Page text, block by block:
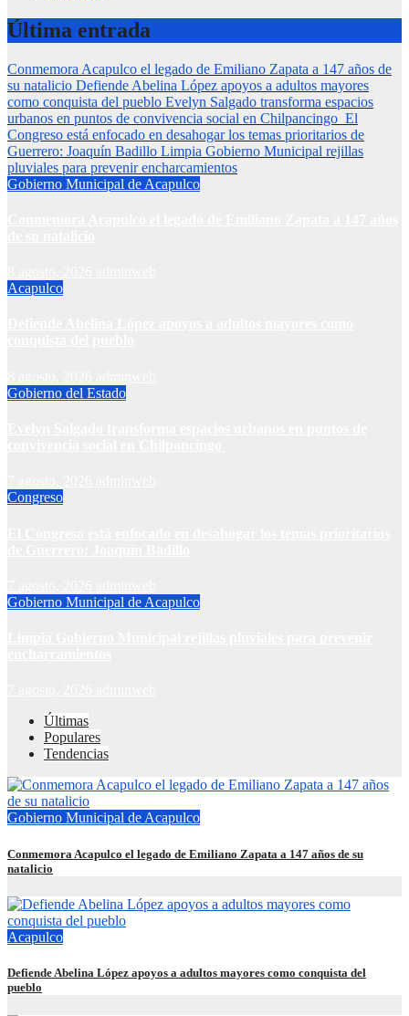
Última entrada
Conmemora Acapulco el legado de Emiliano Zapata a 147 años de
su natalicio Defiende Abelina López apoyos a adultos mayores
como conquista del pueblo Evelyn Salgado transforma espacios
urbanos en puntos de convivencia social en Chilpancingo El
Congreso está enfocado en desahogar los temas prioritarios de
Guerrero: Joaquín Badillo Limpia Gobierno Municipal rejillas
pluviales para prevenir encharcamientos
Gobierno Municipal de Acapulco
Acapulco
Gobierno del Estado
Congreso
Gobierno Municipal de Acapulco
Últimas
Populares
Tendencias
Gobierno Municipal de Acapulco
Conmemora Acapulco el legado de Emiliano Zapata a 147 años de su
natalicio
Acapulco
Defiende Abelina López apoyos a adultos mayores como conquista del
pueblo